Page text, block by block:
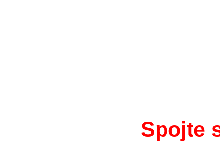
Spojte